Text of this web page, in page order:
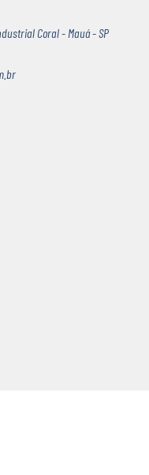
Coral - Mauá - SP